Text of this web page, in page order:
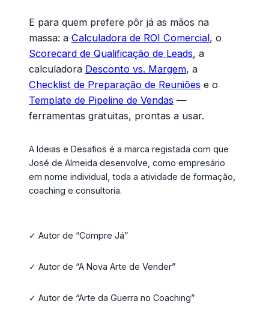
E para quem prefere pôr já as mãos na
massa: a Calculadora de ROI Comercial, o
Scorecard de Qualificação de Leads, a
calculadora Desconto vs. Margem, a
Checklist de Preparação de Reuniões e o
Template de Pipeline de Vendas —
ferramentas gratuitas, prontas a usar.
A Ideias e Desafios é a marca registada com que
José de Almeida desenvolve, como empresário
em nome individual, toda a atividade de formação,
coaching e consultoria.
✓ Autor de “Compre Já”
✓ Autor de “A Nova Arte de Vender”
✓ Autor de “Arte da Guerra no Coaching”